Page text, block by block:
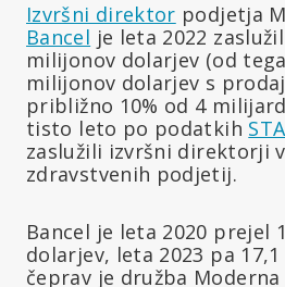
Izvršni direktor podjetja
Bancel je leta 2022
milijonov dolarjev (od
milijonov dolarjev s
približno 10% od 4
tisto leto po podatkih
zaslužili izvršni direktorji
zdravstvenih podjetij.
Bancel je leta 2020 prejel
dolarjev, leta 2023 pa
čeprav je družba